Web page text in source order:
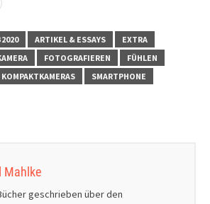
ARTIKEL & ESSAYS
EXTRA
FOTOGRAFIEREN
FÜHLEN
KOMPAKTKAMERAS
SMARTPHONE
Mahlke
geschrieben über den